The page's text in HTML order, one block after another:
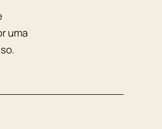
uma